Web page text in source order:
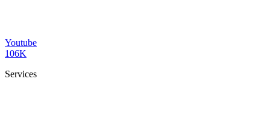
Youtube
106K
Services